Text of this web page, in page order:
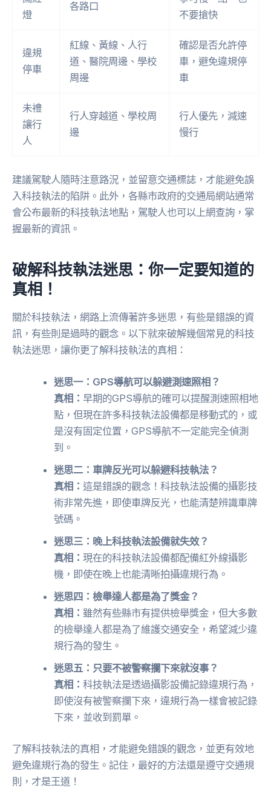
燈
各路口
不要搶快
違規
停車
紅線、黃線、人行
道、醫院周邊、學校
周邊
確認是否允許停
車，避免違規停
車
未禮
讓行
人
行人穿越道、學校周
邊
行人優先，減速
慢行
建議駕駛人隨時注意路況，並留意交通標誌，才能避免誤
入科技執法的陷阱。此外，各縣市政府的交通局網站通常
會公布最新的科技執法地點，駕駛人也可以上網查詢，掌
握最新的資訊。
破解科技執法迷思：你一定要知道的
真相！
關於科技執法，網路上流傳著許多迷思，有些是錯誤的資
訊，有些則是過時的觀念。以下就來破解幾個常見的科技
執法迷思，讓你更了解科技執法的真相：
迷思一：GPS導航可以躲避測速照相？
真相：早期的GPS導航的確可以提醒測速照相地
點，但現在許多科技執法設備都是移動式的，或
是沒有固定位置，GPS導航不一定能完全偵測
到。
迷思二：車牌反光可以躲避科技執法？
真相：這是錯誤的觀念！科技執法設備的攝影技
術非常先進，即使車牌反光，也能清楚辨識車牌
號碼。
迷思三：晚上科技執法設備就失效？
真相：現在的科技執法設備都配備紅外線攝影
機，即使在晚上也能清晰拍攝違規行為。
迷思四：檢舉達人都是為了獎金？
真相： 雖然有些縣市有提供檢舉獎金，但大多數
的檢舉達人都是為了維護交通安全，希望減少違
規行為的發生。
迷思五：只要不被警察攔下來就沒事？
真相：科技執法是透過攝影設備記錄違規行為，
即使沒有被警察攔下來，違規行為一樣會被記錄
下來，並收到罰單。
了解科技執法的真相，才能避免錯誤的觀念，並更有效地
避免違規行為的發生。記住，最好的方法還是遵守交通規
則，才是王道！